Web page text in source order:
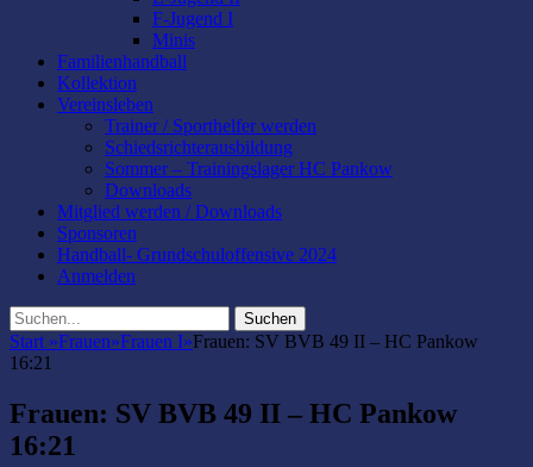
F-Jugend I
Minis
Familienhandball
Kollektion
Vereinsleben
Trainer / Sporthelfer werden
Schiedsrichterausbildung
Sommer – Trainingslager HC Pankow
Downloads
Mitglied werden / Downloads
Sponsoren
Handball- Grundschuloffensive 2024
Anmelden
Suchen
Suchen
nach:
Start »Frauen»Frauen I»Frauen: SV BVB 49 II – HC Pankow
16:21
Frauen: SV BVB 49 II – HC Pankow
16:21